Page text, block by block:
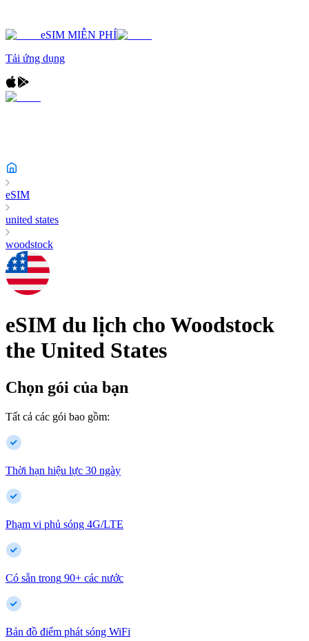
eSIM MIỄN PHÍ
Tải ứng dụng
eSIM
united states
woodstock
eSIM du lịch cho Woodstock
the United States
Chọn gói của bạn
Tất cả các gói bao gồm:
Thời hạn hiệu lực 30 ngày
Phạm vi phủ sóng 4G/LTE
Có sẵn trong 90+ các nước
Bản đồ điểm phát sóng WiFi